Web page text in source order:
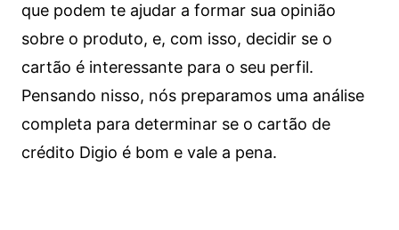
que podem te ajudar a formar sua opinião
sobre o produto, e, com isso, decidir se o
cartão é interessante para o seu perfil.
Pensando nisso, nós preparamos uma análise
completa para determinar se o cartão de
crédito Digio é bom e vale a pena.